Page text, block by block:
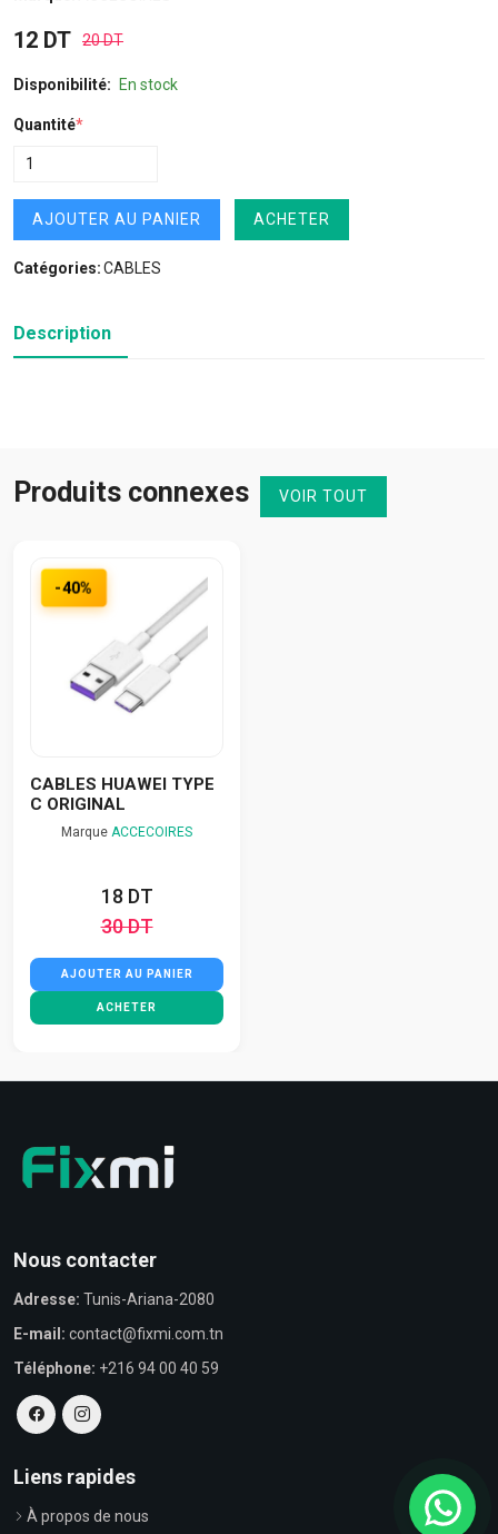
12 DT 20 DT
Disponibilité: En stock
Quantité*
AJOUTER AU PANIER ACHETER
Catégories:CABLES
Description
Produits connexes VOIR TOUT
-40%
CABLES HUAWEI TYPE
C ORIGINAL
Marque ACCECOIRES
18 DT
30 DT
AJOUTER AU PANIER
ACHETER
Nous contacter
Adresse: Tunis-Ariana-2080
E-mail: contact@fixmi.com.tn
Téléphone: +216 94 00 40 59
Liens rapides
À propos de nous